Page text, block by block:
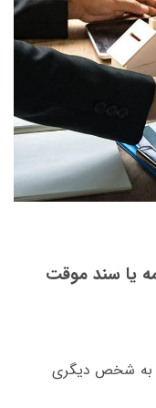
یا سند موقت
به شخص دیگری